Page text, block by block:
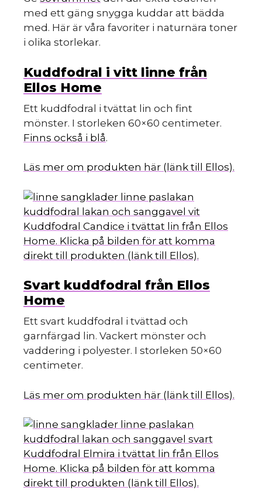
med ett gäng snygga kuddar att bädda
med. Här är våra favoriter i naturnära toner
i olika storlekar.
Kuddfodral i vitt linne från
Ellos Home
Ett kuddfodral i tvättat lin och fint
mönster. I storleken 60×60 centimeter.
Finns också i blå.
Läs mer om produkten här (länk till Ellos).
Kuddfodral Candice i tvättat lin från Ellos
Home. Klicka på bilden för att komma
direkt till produkten (länk till Ellos).
Svart kuddfodral från Ellos
Home
Ett svart kuddfodral i tvättad och
garnfärgad lin. Vackert mönster och
vaddering i polyester. I storleken 50×60
centimeter.
Läs mer om produkten här (länk till Ellos).
Kuddfodral Elmira i tvättat lin från Ellos
Home. Klicka på bilden för att komma
direkt till produkten (länk till Ellos).